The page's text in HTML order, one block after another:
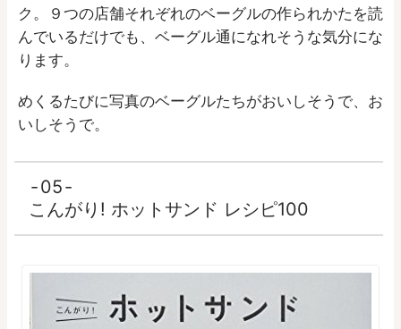
ク。９つの店舗それぞれのベーグルの作られかたを読
んでいるだけでも、ベーグル通になれそうな気分にな
ります。
めくるたびに写真のベーグルたちがおいしそうで、お
いしそうで。
05
こんがり! ホットサンド レシピ100